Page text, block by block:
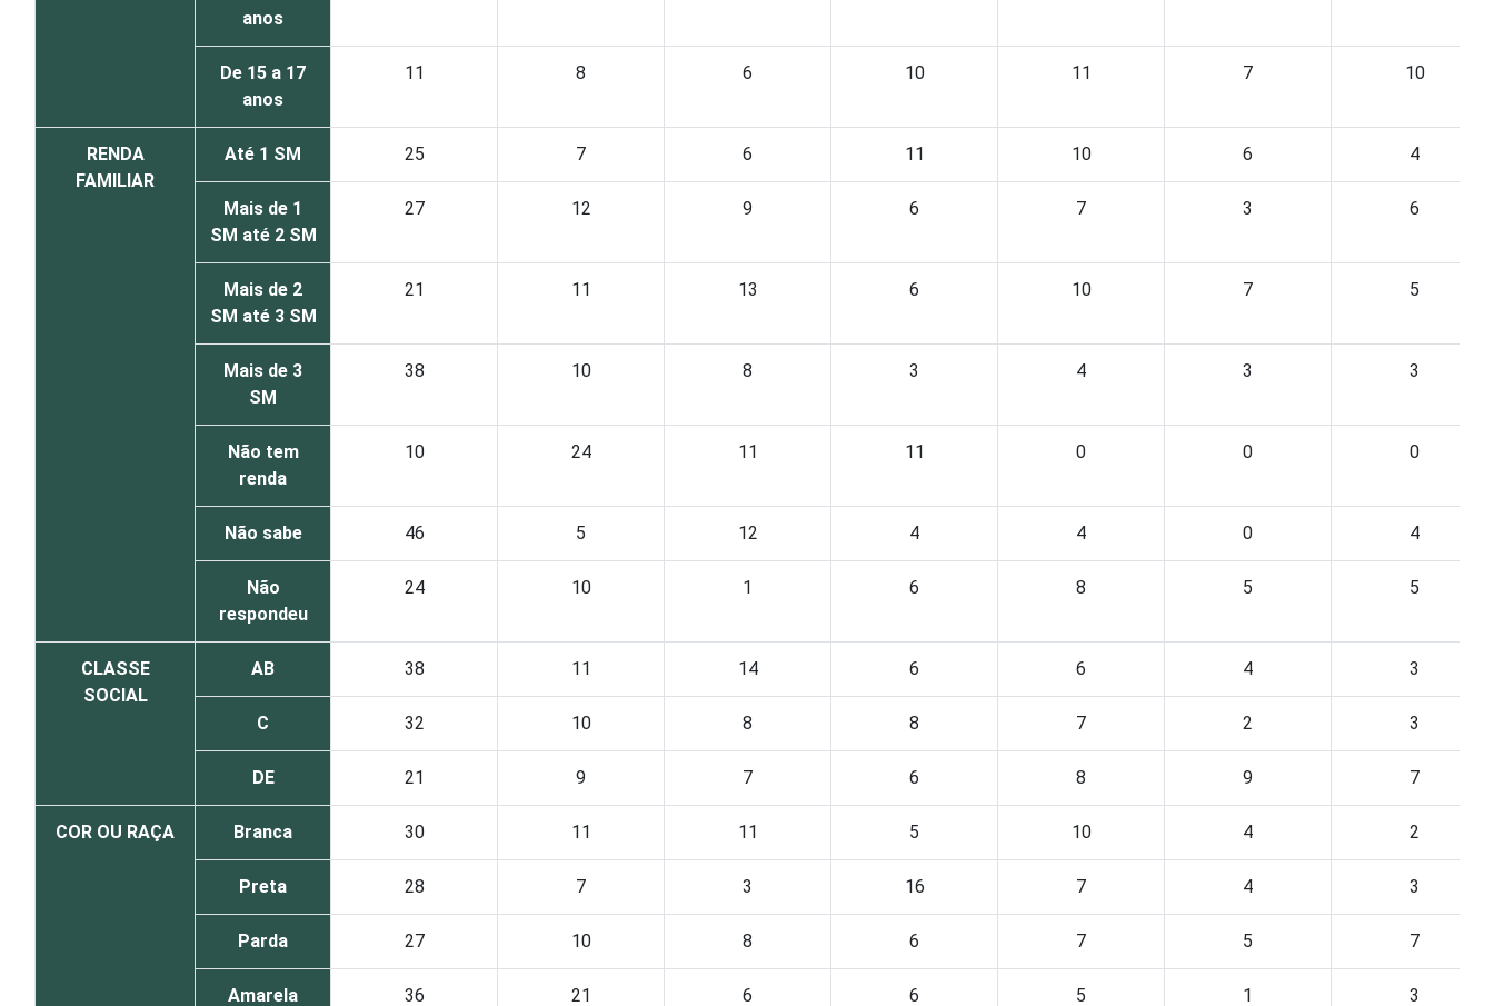
anos
De 15 a 17
anos
11 8 6 10 11 7 10
RENDA
FAMILIAR
Até 1 SM 25 7 6 11 10 6 4
Mais de 1
SM até 2 SM
27 12 9 6 7 3 6
Mais de 2
SM até 3 SM
21 11 13 6 10 7 5
Mais de 3
SM
38 10 8 3 4 3 3
Não tem
renda
10 24 11 11 0 0 0
Não sabe 46 5 12 4 4 0 4
Não
respondeu
24 10 1 6 8 5 5
CLASSE
SOCIAL
AB 38 11 14 6 6 4 3
C 32 10 8 8 7 2 3
DE 21 9 7 6 8 9 7
COR OU RAÇA Branca 30 11 11 5 10 4 2
Preta 28 7 3 16 7 4 3
Parda 27 10 8 6 7 5 7
Amarela 36 21 6 6 5 1 3